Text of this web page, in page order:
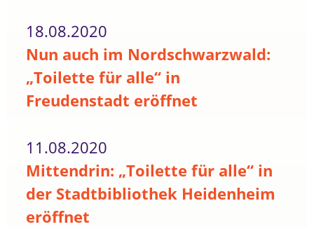
18.08.2020
Nun auch im Nordschwarzwald:
„Toilette für alle“ in
Freudenstadt eröffnet
11.08.2020
Mittendrin: „Toilette für alle“ in
der Stadtbibliothek Heidenheim
eröffnet